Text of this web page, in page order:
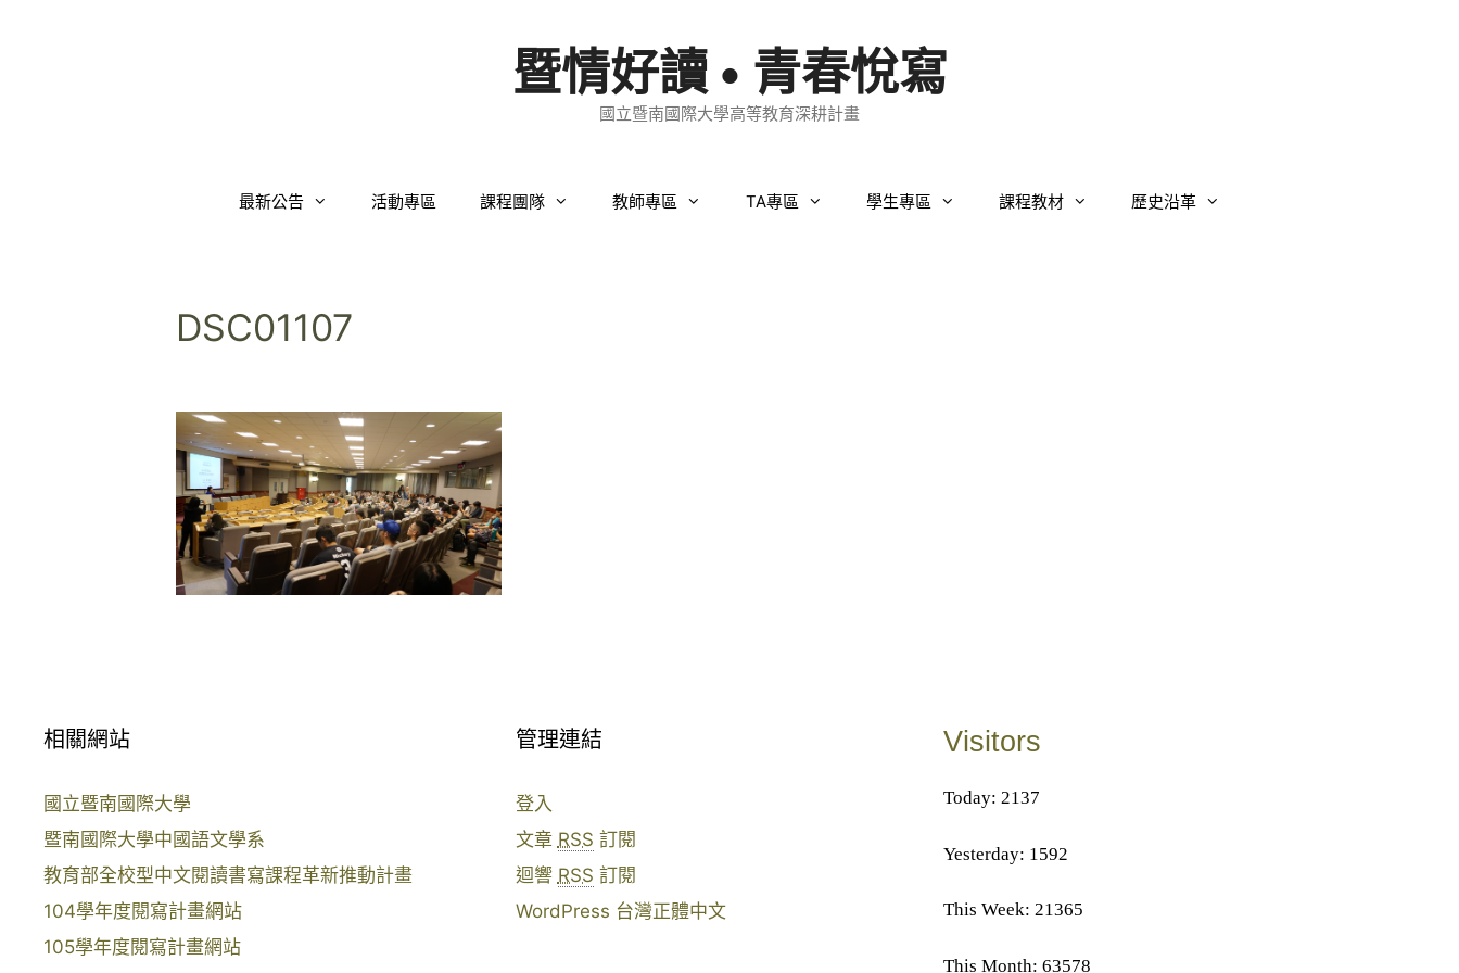
暨情好讀 • 青春悅寫
國立暨南國際大學高等教育深耕計畫
最新公告 活動專區 課程團隊 教師專區 TA專區 學生專區 課程教材 歷史沿革
DSC01107
相關網站
國立暨南國際大學
暨南國際大學中國語文學系
教育部全校型中文閱讀書寫課程革新推動計畫
104學年度閱寫計畫網站
105學年度閱寫計畫網站
管理連結
登入
文章 RSS 訂閱
迴響 RSS 訂閱
WordPress 台灣正體中文
Visitors
Today: 2137
Yesterday: 1592
This Week: 21365
This Month: 63578